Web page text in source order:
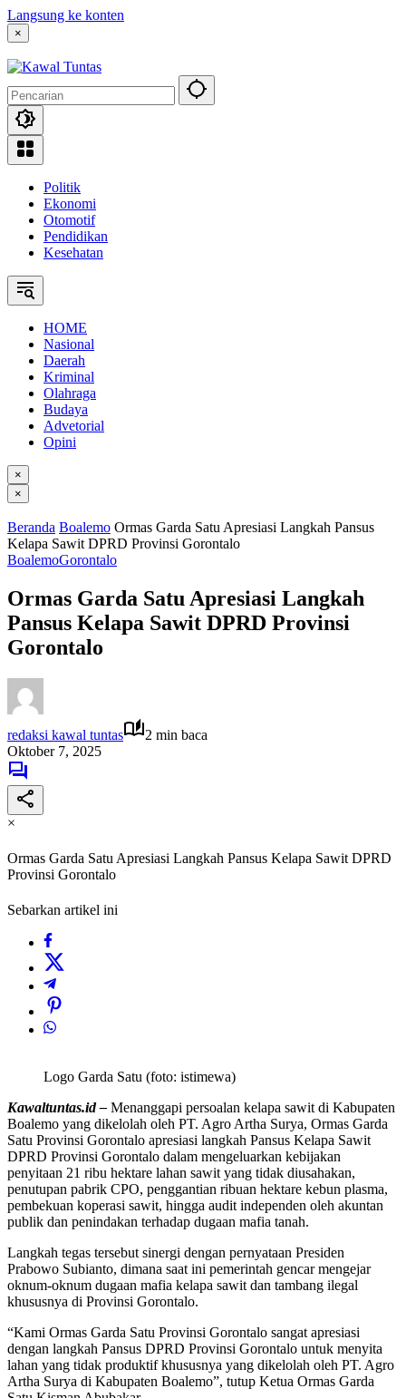
Langsung ke konten
×
Politik
Ekonomi
Otomotif
Pendidikan
Kesehatan
HOME
Nasional
Daerah
Kriminal
Olahraga
Budaya
Advetorial
Opini
×
×
Beranda Boalemo Ormas Garda Satu Apresiasi Langkah Pansus
Kelapa Sawit DPRD Provinsi Gorontalo
BoalemoGorontalo
Ormas Garda Satu Apresiasi Langkah
Pansus Kelapa Sawit DPRD Provinsi
Gorontalo
redaksi kawal tuntas
2 min baca
Oktober 7, 2025
×
Ormas Garda Satu Apresiasi Langkah Pansus Kelapa Sawit DPRD
Provinsi Gorontalo
Sebarkan artikel ini
Logo Garda Satu (foto: istimewa)
Kawaltuntas.id – Menanggapi persoalan kelapa sawit di Kabupaten
Boalemo yang dikelolah oleh PT. Agro Artha Surya, Ormas Garda
Satu Provinsi Gorontalo apresiasi langkah Pansus Kelapa Sawit
DPRD Provinsi Gorontalo dalam mengeluarkan kebijakan
penyitaan 21 ribu hektare lahan sawit yang tidak diusahakan,
penutupan pabrik CPO, penggantian ribuan hektare kebun plasma,
pembekuan koperasi sawit, hingga audit independen oleh akuntan
publik dan penindakan terhadap dugaan mafia tanah.
Langkah tegas tersebut sinergi dengan pernyataan Presiden
Prabowo Subianto, dimana saat ini pemerintah gencar mengejar
oknum-oknum dugaan mafia kelapa sawit dan tambang ilegal
khususnya di Provinsi Gorontalo.
“Kami Ormas Garda Satu Provinsi Gorontalo sangat apresiasi
dengan langkah Pansus DPRD Provinsi Gorontalo untuk menyita
lahan yang tidak produktif khususnya yang dikelolah oleh PT. Agro
Artha Surya di Kabupaten Boalemo”, tutup Ketua Ormas Garda